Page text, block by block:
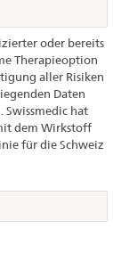
oder bereits
Therapieoption
aller Risiken
Daten
Swissmedic hat
dem Wirkstoff
für die Schweiz